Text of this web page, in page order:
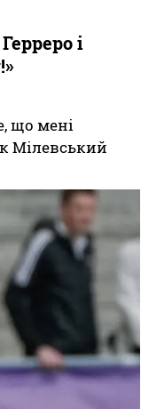
і
що мені
Мілевський